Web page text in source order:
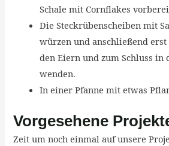
Schale mit Cornflakes
Die Steckrübenscheiben mit
würzen und anschließend
den Eiern und zum Schluss in
wenden.
In einer Pfanne mit etwas
Vorgesehene
Zeit um noch einmal auf unsere